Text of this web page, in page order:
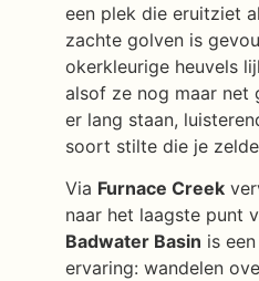
een plek die eruitziet
zachte golven is
okerkleurige heuvels
alsof ze nog maar net
er lang staan,
soort stilte die je
Via Furnace Creek
naar het laagste punt
Badwater Basin is
ervaring: wandelen